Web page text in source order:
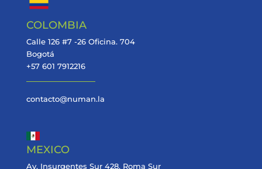
COLOMBIA
Calle 126 #7 -26 Oficina. 704
Bogotá
+57 601 7912216
contacto@numan.la
MEXICO
Av. Insurgentes Sur 428, Roma Sur